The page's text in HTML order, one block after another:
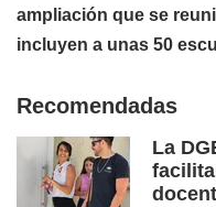
ampliación que se
incluyen a unas 50
Recomendadas
La